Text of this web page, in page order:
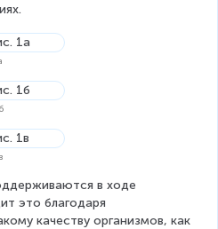
в ходе
это благодаря
качеству организмов, как